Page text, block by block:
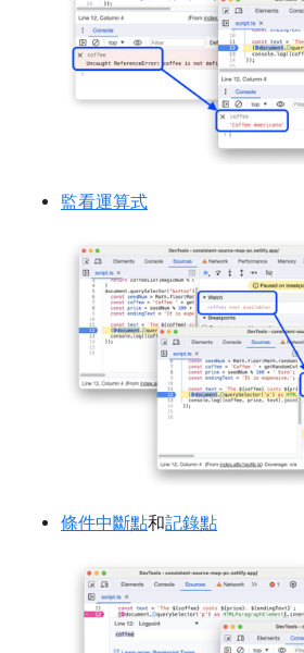
監看運算式
條件中斷點和記錄點